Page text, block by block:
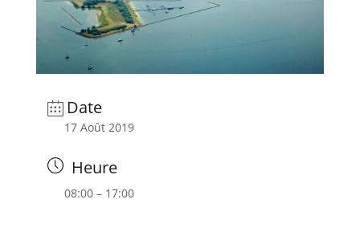
Date
17 Août 2019
Heure
08:00 – 17:00